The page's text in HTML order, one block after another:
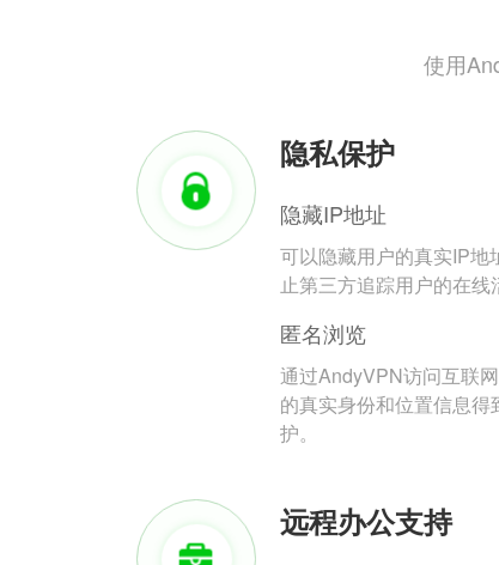
使用
隐私保护
隐藏IP地址
可以隐藏用户的真实IP地
止第三方追踪用户的在线
匿名浏览
通过AndyVPN访问互联
的真实身份和位置信息得
护。
远程办公支持